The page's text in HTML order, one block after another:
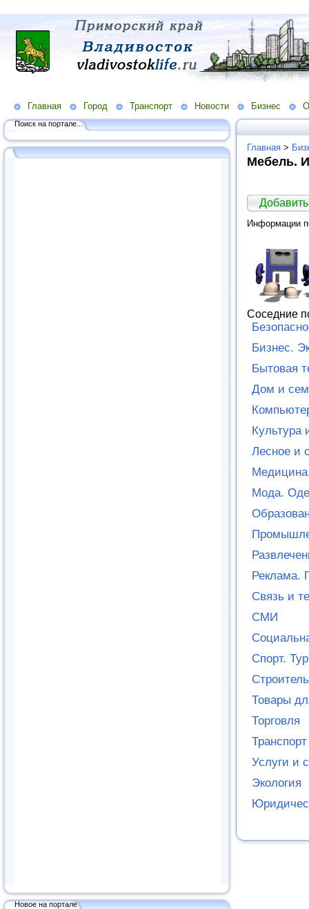
Главная Город Транспорт Новости Бизнес
Поиск на портале...
Новое на портале
Главная >
Мебель.
Информации
Соседние
Бизнес.
Бытовая
Дом и
Культура
Лесное и
Мода.
Реклама.
Связь и
СМИ
Спорт.
Товары
Торговля
Услуги и
Экология